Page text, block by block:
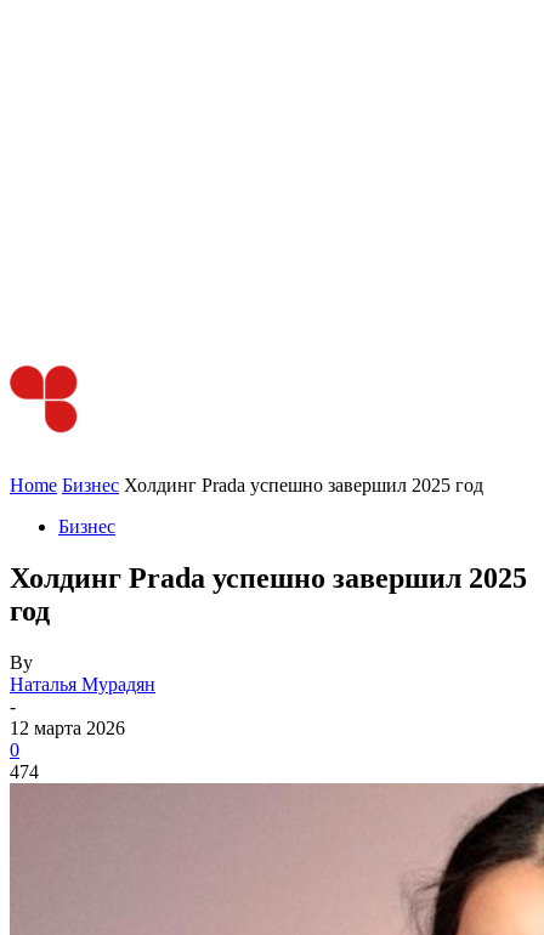
Home Бизнес Холдинг Prada успешно завершил 2025 год
Бизнес
Холдинг Prada успешно завершил 2025
год
By
Наталья Мурадян
-
12 марта 2026
0
474